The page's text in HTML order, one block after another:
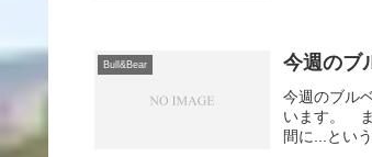
Bull&Bear 今週のブ
今週のブル
います。
間に...とい